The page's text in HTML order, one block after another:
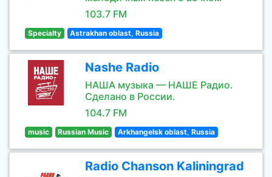
103.7 FM
Specialty Astrakhan oblast, Russia
Nashe Radio
НАША музыка — НАШЕ Радио.
Сделано в России.
104.7 FM
music Russian Music Arkhangelsk oblast, Russia
Radio Chanson Kaliningrad